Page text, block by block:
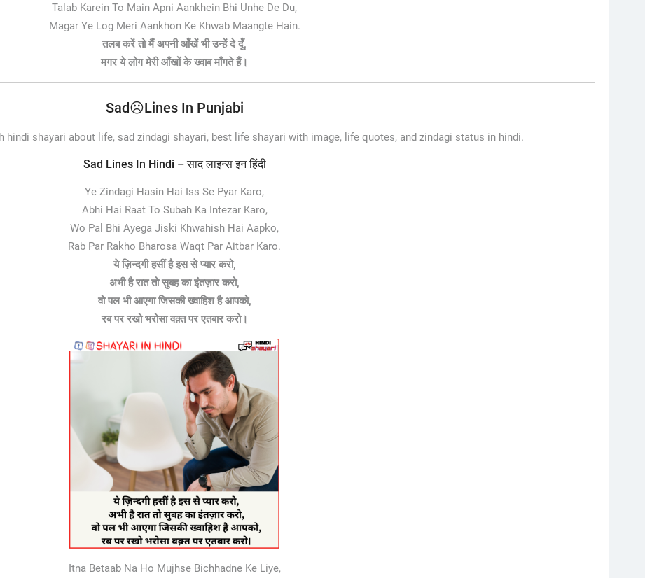
Talab Karein To Main Apni Aankhein Bhi Unhe De Du,
Magar Ye Log Meri Aankhon Ke Khwab Maangte Hain.
तलब करें तो मैं अपनी आँखें भी उन्हें दे दूँ,
मगर ये लोग मेरी आँखों के ख्वाब माँगते हैं।
Sad☹️Lines In Punjabi
hindi shayari about life, sad zindagi shayari, best life shayari with image, life quotes, and zindagi status in hindi.
Sad Lines In Hindi – साद लाइन्स इन हिंदी
Ye Zindagi Hasin Hai Iss Se Pyar Karo,
Abhi Hai Raat To Subah Ka Intezar Karo,
Wo Pal Bhi Ayega Jiski Khwahish Hai Aapko,
Rab Par Rakho Bharosa Waqt Par Aitbar Karo.
ये ज़िन्दगी हसीं है इस से प्यार करो,
अभी है रात तो सुबह का इंतज़ार करो,
वो पल भी आएगा जिसकी ख्वाहिश है आपको,
रब पर रखो भरोसा वक़्त पर एतबार करो।
Itna Betaab Na Ho Mujhse Bichhadne Ke Liye,